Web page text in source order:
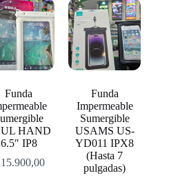
Las
opciones
se
pueden
elegir
en
página
de
producto
Funda
HAND
6.5″ IP8
15.900,00
Funda
Impermeable
Sumergible
USAMS US-
YD011 IPX8
(Hasta 7
pulgadas)